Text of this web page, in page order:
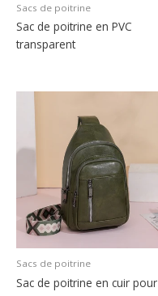
Sacs de poitrine
Sac de poitrine en PVC
transparent
Sacs de poitrine
Sac de poitrine en cuir pour